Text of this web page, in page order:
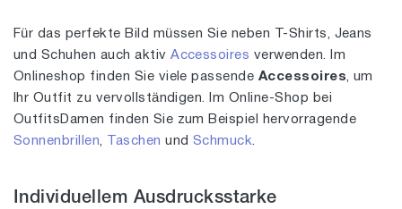
Für das perfekte Bild müssen Sie neben T-Shirts, Jeans
und Schuhen auch aktivAccessoires verwenden. Im
Onlineshop finden Sie viele passende Accessoires, um
Ihr Outfit zu vervollständigen. Im Online-Shop bei
OutfitsDamen finden Sie zum Beispiel hervorragende
Sonnenbrillen, Taschen und Schmuck.
Individuellem Ausdrucksstarke